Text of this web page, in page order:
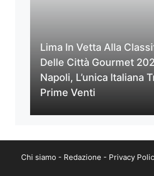
Lima In Vetta Alla
Delle Città Gourmet
Napoli, L’unica Italiana
Prime Venti
Chi siamo - Redazione - Privacy